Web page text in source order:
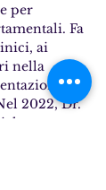
per
Fa
ai
nella
2022, Dr.
hanno